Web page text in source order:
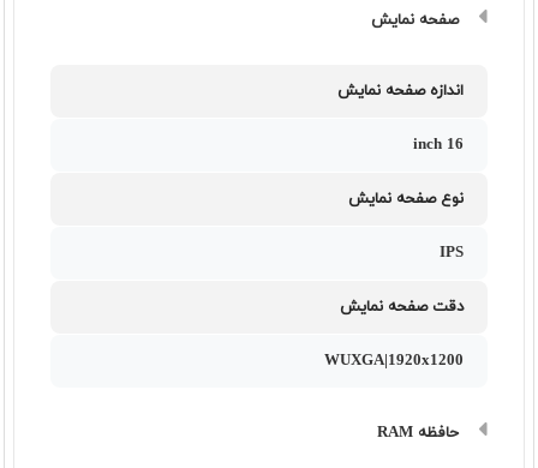
صفحه نمایش
اندازه صفحه نمایش
16 inch
نوع صفحه نمایش
IPS
دقت صفحه نمایش
WUXGA|1920x1200
حافظه RAM